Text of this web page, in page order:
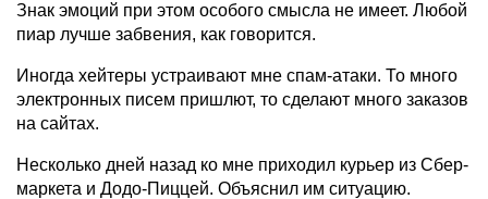
Знак эмоций при этом особого смысла не имеет. Любой
пиар лучше забвения, как говорится.
Иногда хейтеры устраивают мне спам-атаки. То много
электронных писем пришлют, то сделают много заказов
на сайтах.
Несколько дней назад ко мне приходил курьер из Сбер-
маркета и Додо-Пиццей. Объяснил им ситуацию.